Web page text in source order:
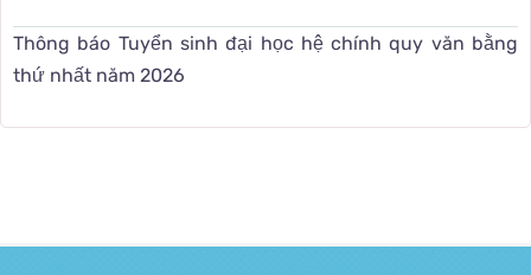
Thông báo Tuyển sinh đại học hệ chính quy văn bằng
thứ nhất năm 2026